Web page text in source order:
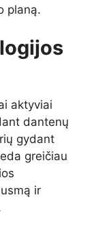
planą.
aktyviai
dantenų
gydant
greičiau
ir